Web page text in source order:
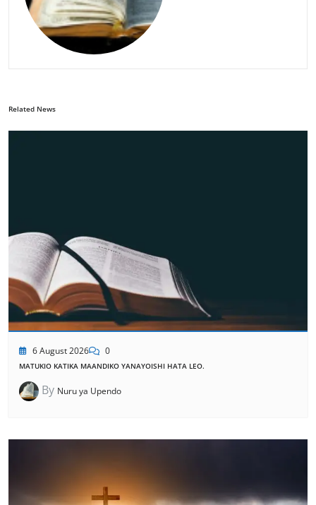
Related News
6 August 2026 0
MATUKIO KATIKA MAANDIKO YANAYOISHI HATA LEO.
By Nuru ya Upendo